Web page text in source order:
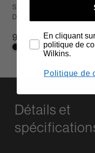
Support d’enceinte centrale
D4 ou HTM82 D4
950 €
Détails et
En cliquant
politique de
Wilkins.
Politique de